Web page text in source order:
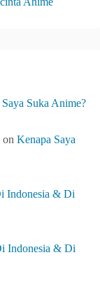
Suka Anime?
on Kenapa Saya
Indonesia & Di
Indonesia & Di